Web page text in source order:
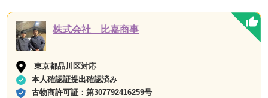
株式会社 比嘉商事
東京都品川区対応
本人確認証提出確認済み
古物商許可証：第307792416259号